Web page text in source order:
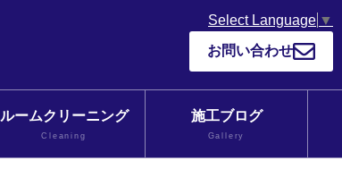
Select Language ▼
お問い合わせ
ルームクリーニング
Cleaning
施工ブログ
Gallery